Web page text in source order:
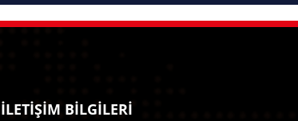
İLETİŞİM BİLGİLERİ